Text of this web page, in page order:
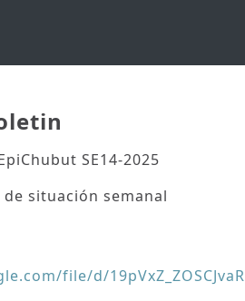
SE14-2025
de situación semanal
file/d/